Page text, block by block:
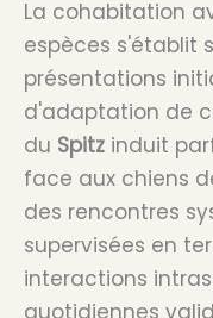
La cohabitation
espèces s'établit
présentations
d'adaptation de
du Spitz induit
face aux chiens
des rencontres
supervisées en
interactions
quotidiennes